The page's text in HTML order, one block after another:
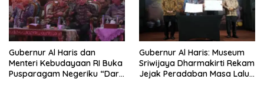
Gubernur Al Haris dan
Menteri Kebudayaan RI Buka
Pusparagam Negeriku “Dari
Gubernur Al Haris: Museum
Sriwijaya Dharmakirti Rekam
Jejak Peradaban Masa Lalu